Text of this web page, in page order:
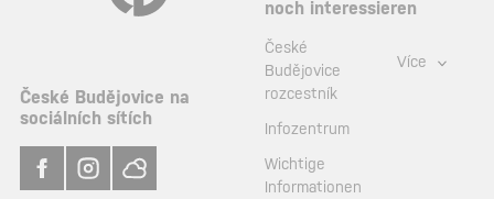
České Budějovice na
sociálních sítích
noch interessieren
České
Budějovice
rozcestník
Infozentrum
Wichtige
Informationen
Více